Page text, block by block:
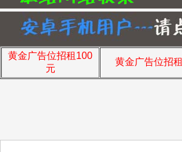
黄金广告位招租100
元
黄金广告位招租